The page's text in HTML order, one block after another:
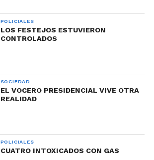
POLICIALES
LOS FESTEJOS ESTUVIERON
CONTROLADOS
SOCIEDAD
EL VOCERO PRESIDENCIAL VIVE OTRA
REALIDAD
POLICIALES
CUATRO INTOXICADOS CON GAS